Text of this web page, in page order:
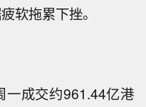
软拖累下挫。
一成交约961.44亿港